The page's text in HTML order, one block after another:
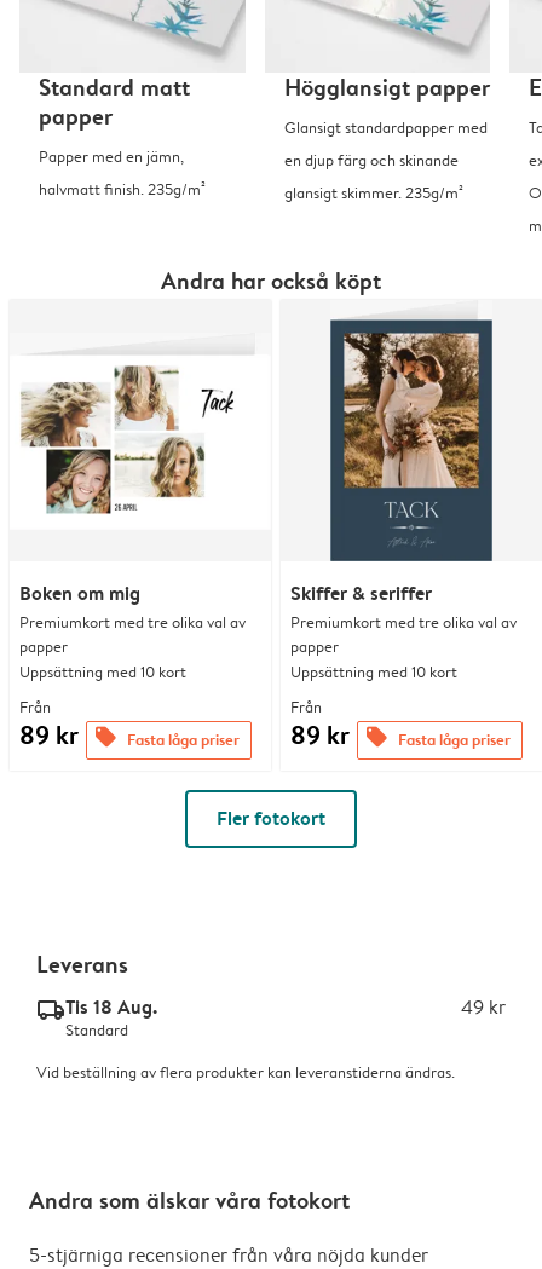
Standard matt
papper
Papper med en jämn,
halvmatt finish. 235g/m²
Högglansigt papper
Glansigt standardpapper med
en djup färg och skinande
glansigt skimmer. 235g/m²
Andra har också köpt
Boken om mig
Premiumkort med tre olika val av
papper
Uppsättning med 10 kort
Från
89 kr offers Fasta låga priser
Skiffer & seriffer
Premiumkort med tre olika val av
papper
Uppsättning med 10 kort
Från
89 kr offers Fasta låga priser
Fler fotokort
Leverans
delivery_standard_v2Tis 18 Aug. 49 kr
Standard
Vid beställning av flera produkter kan leveranstiderna ändras.
Andra som älskar våra fotokort
5-stjärniga recensioner från våra nöjda kunder